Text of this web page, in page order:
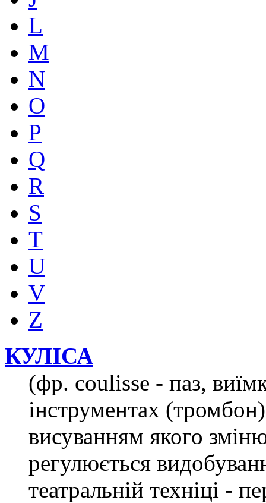
L
M
N
O
P
Q
R
S
T
U
V
Z
КУЛІСА
(фр. coulisse - паз,
інструментах
висуванням якого
регулюється
театральній техніці -